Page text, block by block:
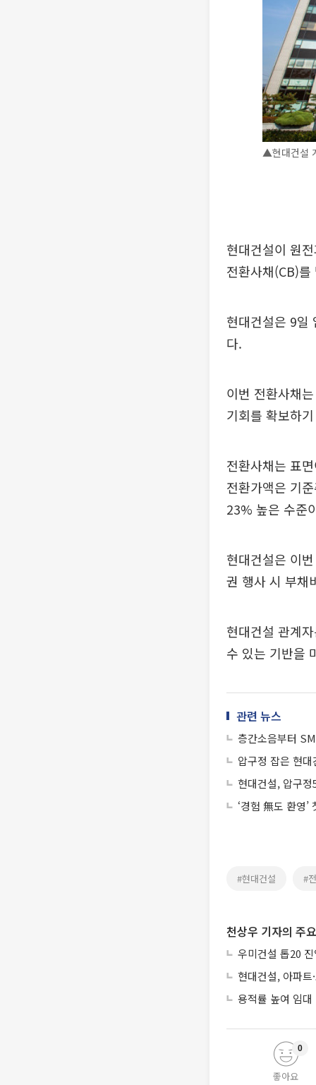
▲현대건설
현대건설이 원
전환사채(CB)를
현대건설은 9일
다.
이번 전환사채
기회를 확보하
전환사채는 표
전환가액은 기
23% 높은 수준
현대건설은 이
권 행사 시 부채
현대건설 관계
수 있는 기반을
관련 뉴스
층간소음부터
압구정 잡은 현
현대건설, 압구정
‘경험 無도 환영
#현대건설 #
천상우 기자의 주
우미건설 톱20
현대건설, 아파트
용적률 높여 임
좋아요
0